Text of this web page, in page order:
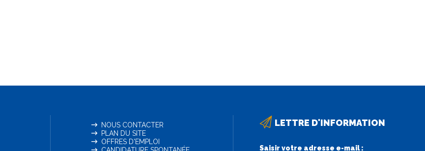
NOUS CONTACTER
PLAN DU SITE
OFFRES D'EMPLOI
LETTRE D'INFORMATION
Saisir votre adresse e-mail :